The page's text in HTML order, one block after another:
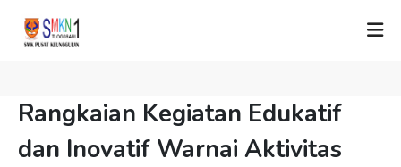
Rangkaian Kegiatan Edukatif
dan Inovatif Warnai Aktivitas